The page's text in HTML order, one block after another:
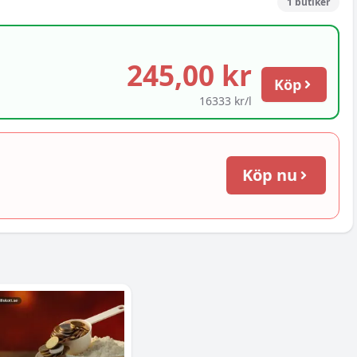
245,00 kr
16333 kr/l
Köp
Köp nu